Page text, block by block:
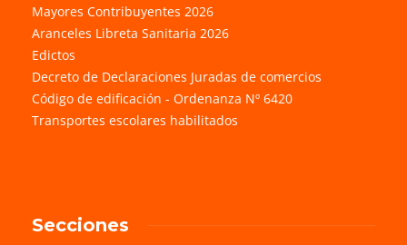
Mayores Contribuyentes 2026
Aranceles Libreta Sanitaria 2026
Edictos
Decreto de Declaraciones Juradas de comercios
Código de edificación - Ordenanza Nº 6420
Transportes escolares habilitados
Secciones